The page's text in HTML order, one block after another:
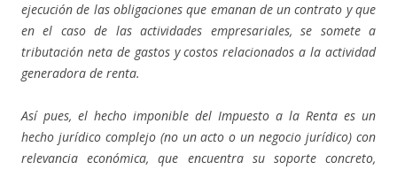
ejecución de las obligaciones que emanan de un contrato y que
en el caso de las actividades empresariales, se somete a
tributación neta de gastos y costos relacionados a la actividad
generadora de renta.
Así pues, el hecho imponible del Impuesto a la Renta es un
hecho jurídico complejo (no un acto o un negocio jurídico) con
relevancia económica, que encuentra su soporte concreto,